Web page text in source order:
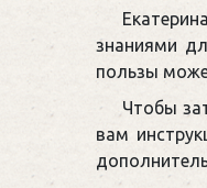
знаниями
пользы
Чтобы
вам